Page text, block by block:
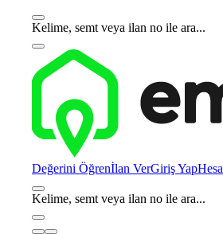
Kelime, semt veya ilan no ile ara...
Değerini Öğrenİlan VerGiriş Yap
Kelime, semt veya ilan no ile ara...